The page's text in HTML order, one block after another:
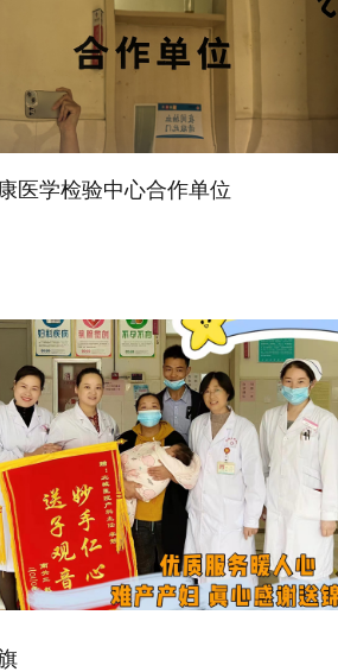
医学检验中心合作单位